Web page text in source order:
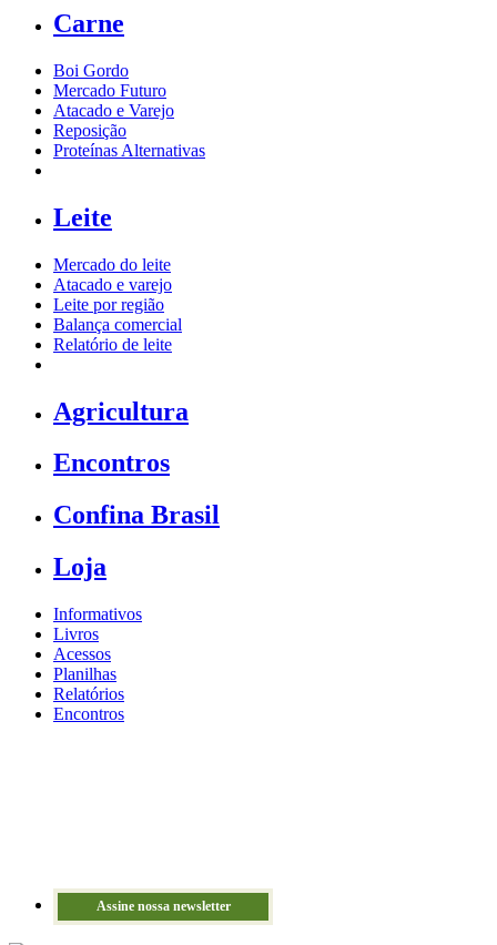
Carne
Boi Gordo
Mercado Futuro
Atacado e Varejo
Reposição
Proteínas Alternativas
Leite
Mercado do leite
Atacado e varejo
Leite por região
Balança comercial
Relatório de leite
Agricultura
Encontros
Confina Brasil
Loja
Informativos
Livros
Acessos
Planilhas
Relatórios
Encontros
Assine nossa newsletter